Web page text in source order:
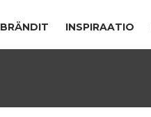
BRÄNDIT INSPIRAATIO